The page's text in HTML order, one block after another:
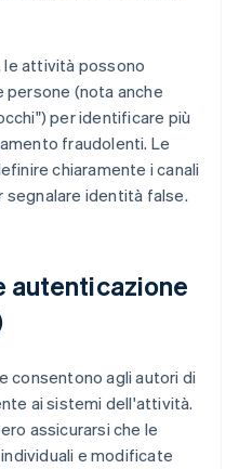
le attività possono
persone (nota anche
per identificare più
fraudolenti. Le
chiaramente i canali
segnalare identità false.
autenticazione
consentono agli autori di
ai sistemi dell'attività.
assicurarsi che le
e modificate